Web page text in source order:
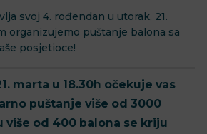
svoj 4. rođendan u utorak, 21.
organizujemo puštanje balona sa
posjetioce!
marta u 18.30h očekuje vas
puštanje više od 3000
više od 400 balona se kriju